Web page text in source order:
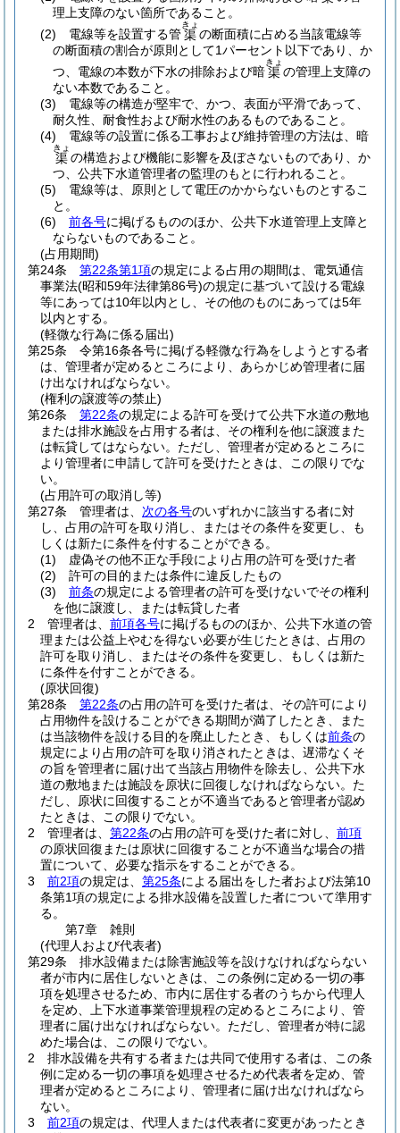
理上支障のない箇所であること。
(2)
電線等を設置する管 渠
きょ
の断面積に占める当該電線等
の断面積の割合が原則として1パーセント以下であり、か
つ、電線の本数が下水の排除および暗渠
きょ
の管理上支障の
ない本数であること。
(3)
電線等の構造が堅牢で、かつ、表面が平滑であって、
耐久性、耐食性および耐水性のあるものであること。
(4)
電線等の設置に係る工事および維持管理の方法は、暗
渠
きょ
の構造および機能に影響を及ぼさないものであり、か
つ、公共下水道管理者の監理のもとに行われること。
(5)
電線等は、原則として電圧のかからないものとするこ
と。
(6)
前各号に掲げるもののほか、公共下水道管理上支障と
ならないものであること。
(占用期間)
第24条
第22条第1項の規定による占用の期間は、電気通信
事業法(昭和59年法律第86号)の規定に基づいて設ける電線
等にあっては10年以内とし、その他のものにあっては5年
以内とする。
(軽微な行為に係る届出)
第25条
令第16条各号に掲げる軽微な行為をしようとする者
は、管理者が定めるところにより、あらかじめ管理者に届
け出なければならない。
(権利の譲渡等の禁止)
第26条
第22条の規定による許可を受けて公共下水道の敷地
または排水施設を占用する者は、その権利を他に譲渡また
は転貸してはならない。 ただし、管理者が定めるところに
より管理者に申請して許可を受けたときは、この限りでな
い。
(占用許可の取消し等)
第27条
管理者は、 次の各号のいずれかに該当する者に対
し、占用の許可を取り消し、またはその条件を変更し、も
しくは新たに条件を付することができる。
(1)
虚偽その他不正な手段により占用の許可を受けた者
(2)
許可の目的または条件に違反したもの
(3)
前条の規定による管理者の許可を受けないでその権利
を他に譲渡し、または転貸した者
2
管理者は、 前項各号に掲げるもののほか、公共下水道の管
理または公益上やむを得ない必要が生じたときは、占用の
許可を取り消し、またはその条件を変更し、もしくは新た
に条件を付すことができる。
(原状回復)
第28条
第22条の占用の許可を受けた者は、その許可により
占用物件を設けることができる期間が満了したとき、また
は当該物件を設ける目的を廃止したとき、もしくは前条の
規定により占用の許可を取り消されたときは、遅滞なくそ
の旨を管理者に届け出て当該占用物件を除去し、公共下水
道の敷地または施設を原状に回復しなければならない。 た
だし、原状に回復することが不適当であると管理者が認め
たときは、この限りでない。
2
管理者は、 第22条の占用の許可を受けた者に対し、 前項
の原状回復または原状に回復することが不適当な場合の措
置について、必要な指示をすることができる。
3
前2項の規定は、 第25条による届出をした者および法第10
条第1項の規定による排水設備を設置した者について準用す
る。
第7章
雑則
(代理人および代表者)
第29条
排水設備または除害施設等を設けなければならない
者が市内に居住しないときは、この条例に定める一切の事
項を処理させるため、市内に居住する者のうちから代理人
を定め、上下水道事業管理規程の定めるところにより、管
理者に届け出なければならない。 ただし、管理者が特に認
めた場合は、この限りでない。
2
排水設備を共有する者または共同で使用する者は、この条
例に定める一切の事項を処理させるため代表者を定め、管
理者が定めるところにより、管理者に届け出なければなら
ない。
3
前2項の規定は、代理人または代表者に変更があったとき